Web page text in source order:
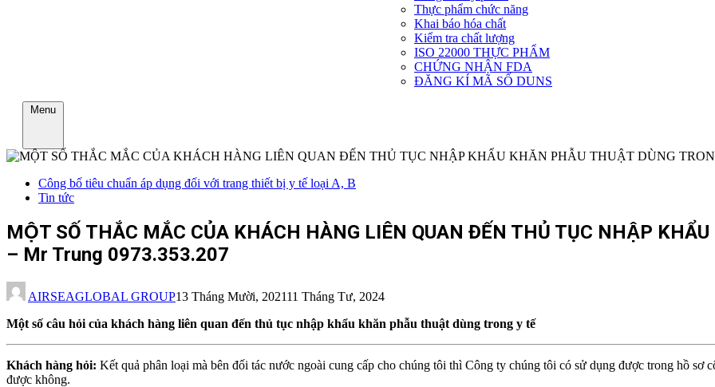
Thực phẩm chức năng
Khai báo hóa chất
Kiểm tra chất lượng
ISO 22000 THỰC PHẨM
CHỨNG NHẬN FDA
ĐĂNG KÍ MÃ SỐ DUNS
Menu
Công bố tiêu chuẩn áp dụng đối với trang thiết bị y tế loại A, B
Tin tức
MỘT SỐ THẮC MẮC CỦA KHÁCH HÀNG LIÊN QUAN ĐẾN THỦ TỤC NHẬP
– Mr Trung 0973.353.207
AIRSEAGLOBAL GROUP13 Tháng Mười, 202111 Tháng Tư, 2024
Một số câu hỏi của khách hàng liên quan đến thủ tục nhập khẩu khăn phẫu thuật dùng trong y tế
Khách hàng hỏi: Kết quả phân loại mà bên đối tác nước ngoài cung cấp cho chúng tôi thì Công ty chúng tôi có sử dụng được trong hồ sơ
được không.